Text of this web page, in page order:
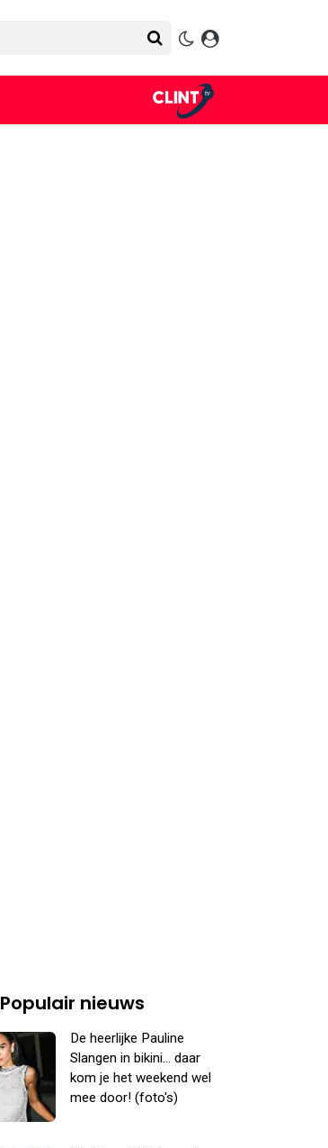
Populair nieuws
De heerlijke Pauline
Slangen in bikini... daar
kom je het weekend wel
mee door! (foto's)